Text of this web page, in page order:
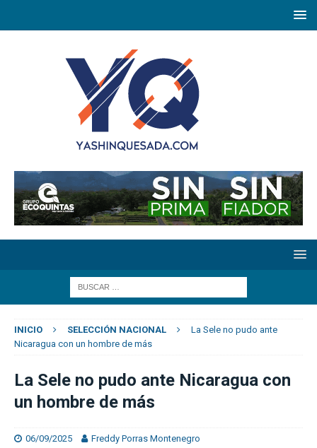
INICIO SELECCIÓN NACIONAL
La Sele no pudo ante
Nicaragua con un hombre de más
La Sele no pudo ante Nicaragua con
un hombre de más
06/09/2025 Freddy Porras Montenegro